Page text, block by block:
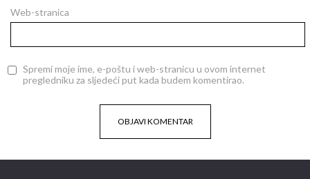
Web-stranica
Spremi moje ime, e-poštu i web-stranicu u ovom internet
pregledniku za sljedeći put kada budem komentirao.